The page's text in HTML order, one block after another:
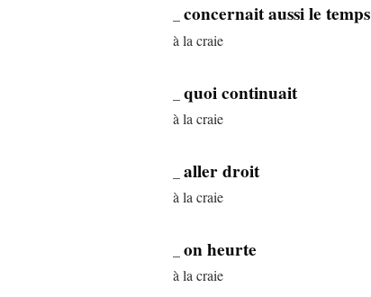
concernait aussi le temps
à la craie
quoi continuait
à la craie
aller droit
à la craie
on heurte
à la craie